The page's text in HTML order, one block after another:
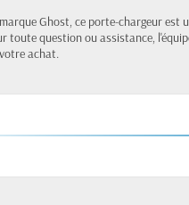
Ghost, ce porte-chargeur est
toute question ou assistance,
achat.